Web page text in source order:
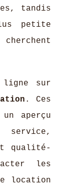
tandis
petite
ligne sur
. Ces
aperçu
qualité-
les
location